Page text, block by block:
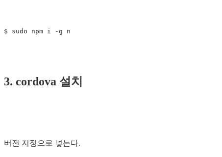
$ sudo npm i -g
3. cordova 설치
버전 지정으로 넣는다.